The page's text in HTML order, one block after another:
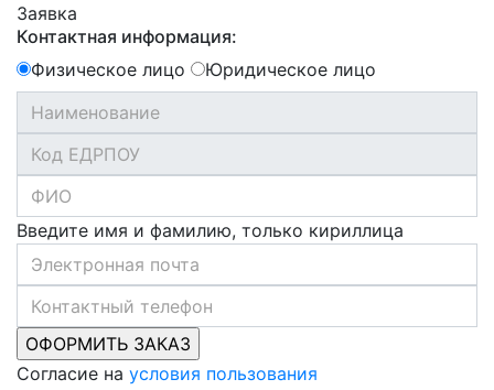
Заявка
Контактная информация:
Физическое лицо
Юридическое лицо
Введите имя и фамилию, только кириллица
Согласие на условия пользования